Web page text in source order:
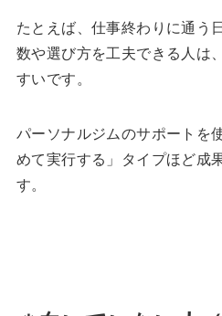
たとえば、仕事終わりに通う
数や選び方を工夫できる人は
すいです。
パーソナルジムのサポートを
めて実行する」タイプほど成
す。